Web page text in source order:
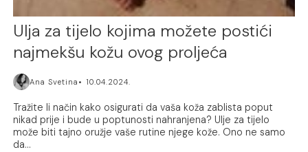
Ulja za tijelo kojima možete postići
najmekšu kožu ovog proljeća
Ana Svetina 10.04.2024.
Tražite li način kako osigurati da vaša koža zablista poput
nikad prije i bude u poptunosti nahranjena? Ulje za tijelo
može biti tajno oružje vaše rutine njege kože. Ono ne samo
da...